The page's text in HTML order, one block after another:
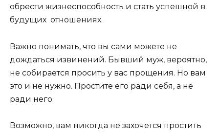
обрести жизнеспособность и стать успешной в
будущих отношениях.
Важно понимать, что вы сами можете не
дождаться извинений. Бывший муж, вероятно,
не собирается просить у вас прощения. Но вам
это и не нужно. Простите его ради себя, а не
ради него.
Возможно, вам никогда не захочется простить